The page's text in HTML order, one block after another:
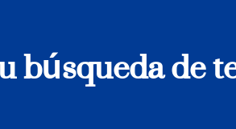
búsqueda de